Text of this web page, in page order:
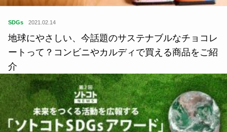
SDGs 2021.02.14
地球にやさしい、今話題のサステナブルなチョコレ
ートって？コンビニやカルディで買える商品をご紹
介